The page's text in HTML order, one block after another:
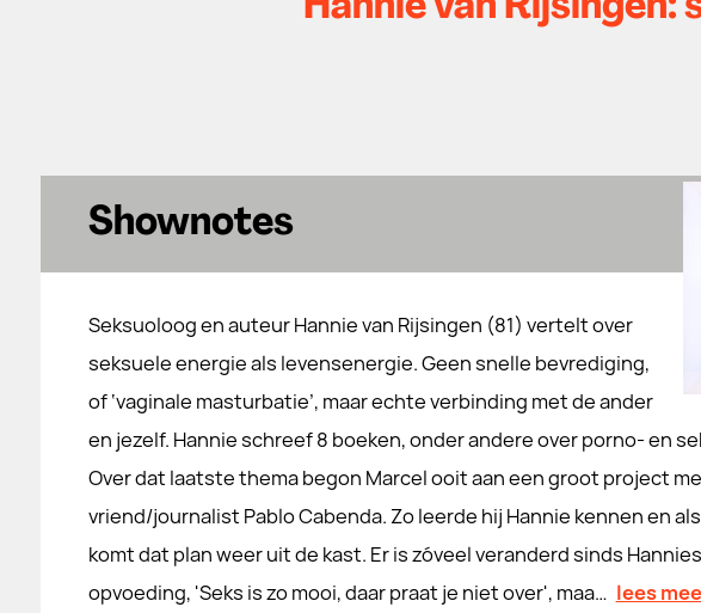
Shownotes
Seksuoloog en auteur Hannie van Rijsingen (81) vertelt over
seksuele energie als levensenergie. Geen snelle bevrediging,
of ‘vaginale masturbatie’, maar echte verbinding met de ander
en jezelf. Hannie schreef 8 boeken, onder andere over porno- en
Over dat laatste thema begon Marcel ooit aan een groot project
vriend/journalist Pablo Cabenda. Zo leerde hij Hannie kennen en
komt dat plan weer uit de kast. Er is zóveel veranderd sinds
opvoeding, 'Seks is zo mooi, daar praat je niet over', maa… lees